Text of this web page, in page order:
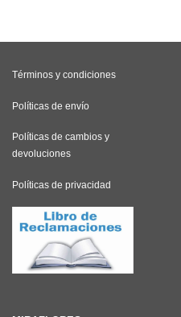
variantes.
la
página
de
producto
Términos y condiciones
Políticas de envío
Políticas de cambios y
devoluciones
Políticas de privacidad